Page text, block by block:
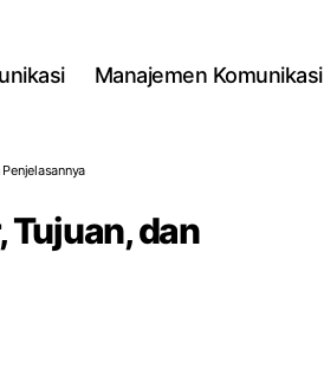
Manajemen Komunikasi
Tujuan, dan